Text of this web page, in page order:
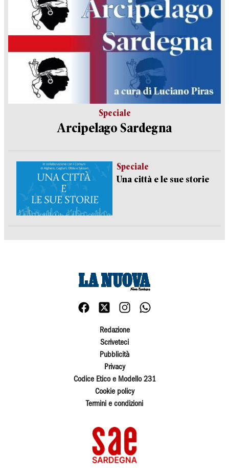
Speciale
Arcipelago Sardegna
Speciale
Una città e le sue storie
Redazione
Scriveteci
Pubblicità
Privacy
Codice Etico e Modello 231
Cookie policy
Termini e condizioni